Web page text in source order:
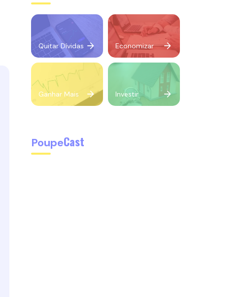
Quitar Dívidas Economizar
Ganhar Mais Investir
PoupeCast